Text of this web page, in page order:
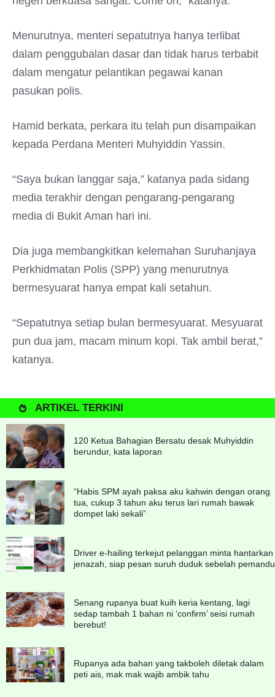
Menurutnya, menteri sepatutnya hanya terlibat
dalam penggubalan dasar dan tidak harus terbabit
dalam mengatur pelantikan pegawai kanan
pasukan polis.
Hamid berkata, perkara itu telah pun disampaikan
kepada Perdana Menteri Muhyiddin Yassin.
“Saya bukan langgar saja,” katanya pada sidang
media terakhir dengan pengarang-pengarang
media di Bukit Aman hari ini.
Dia juga membangkitkan kelemahan Suruhanjaya
Perkhidmatan Polis (SPP) yang menurutnya
bermesyuarat hanya empat kali setahun.
“Sepatutnya setiap bulan bermesyuarat. Mesyuarat
pun dua jam, macam minum kopi. Tak ambil berat,”
katanya.
ARTIKEL TERKINI
120 Ketua Bahagian Bersatu desak Muhyiddin
berundur, kata laporan
“Habis SPM ayah paksa aku kahwin dengan orang
tua, cukup 3 tahun aku terus lari rumah bawak
dompet laki sekali”
Driver e-hailing terkejut pelanggan minta hantarkan
jenazah, siap pesan suruh duduk sebelah pemandu
Senang rupanya buat kuih keria kentang, lagi
sedap tambah 1 bahan ni ‘confirm’ seisi rumah
berebut!
Rupanya ada bahan yang takboleh diletak dalam
peti ais, mak mak wajib ambik tahu